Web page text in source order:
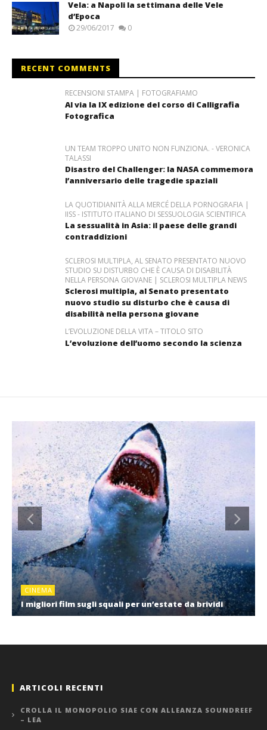
Vela: a Napoli la settimana delle Vele
d’Epoca
29/06/2017 0
RECENT COMMENTS
RECENSIONI STAMPA | FOTOGRAFIAMO
Al via la IX edizione del corso di Calligrafia
Fotografica
UN TEAM TROPPO UNITO NON FUNZIONA. - VERONICA
TALASSI
Disastro del Challenger: la NASA commemora
l’anniversario delle tragedie spaziali
LA QUOTIDIANITÀ ALLA MERCÉ DELLA PORNOGRAFIA |
IISS - ISTITUTO ITALIANO DI SESSUOLOGIA SCIENTIFICA
La sessualità in Asia: il paese delle grandi
contraddizioni
SCLEROSI MULTIPLA, AL SENATO PRESENTATO NUOVO
STUDIO SU DISTURBO CHE È CAUSA DI DISABILITÀ
NELLA PERSONA GIOVANE | SCLEROSI MULTIPLA NEWS
Sclerosi multipla, al Senato presentato
nuovo studio su disturbo che è causa di
disabilità nella persona giovane
L’EVOLUZIONE DELLA VITA – TITOLO SITO
L’evoluzione dell’uomo secondo la scienza
CINEMA
I migliori film sugli squali per un’estate da brividi
ARTICOLI RECENTI
CROLLA IL MONOPOLIO SIAE CON ALLEANZA SOUNDREEF
– LEA